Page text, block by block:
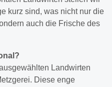
kurz sind, was nicht nur die
auch die Frische des
Landwirten
Diese enge